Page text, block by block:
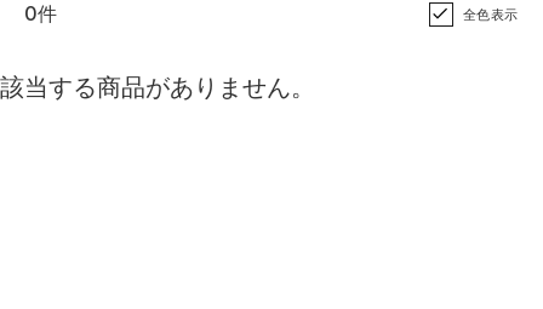
0件 全色表示
該当する商品がありません。